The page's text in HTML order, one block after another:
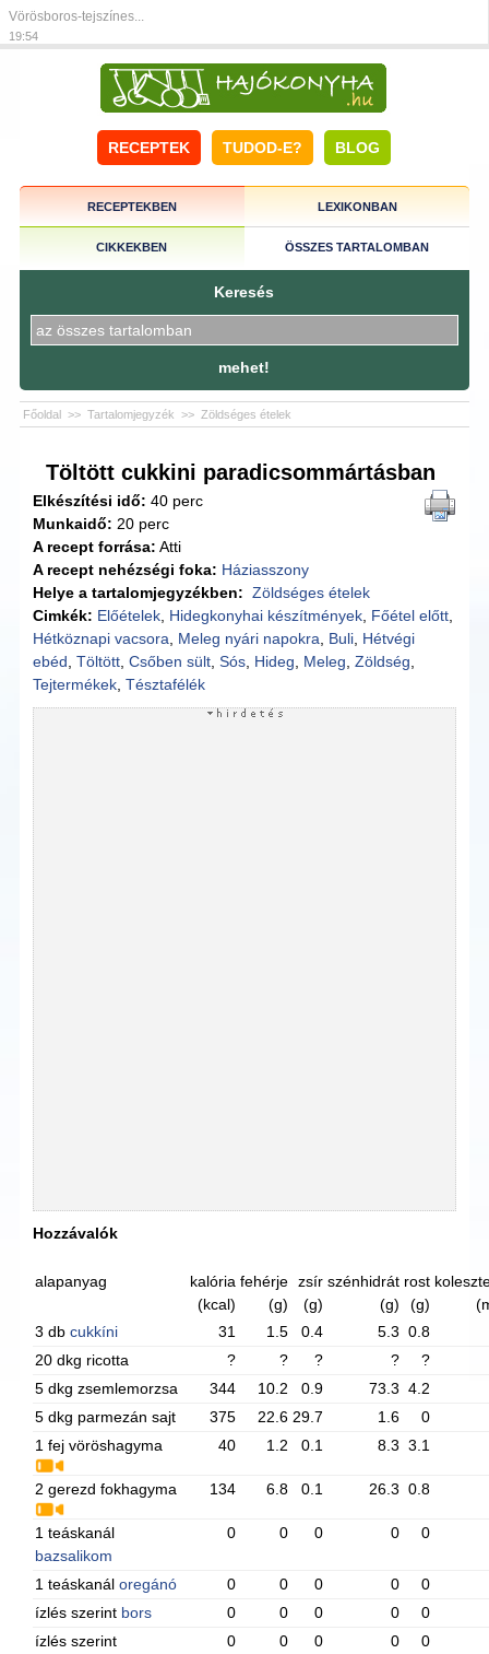
Vörösboros-tejszínes...
19:54
RECEPTEK TUDOD-E? BLOG
RECEPTEKBEN LEXIKONBAN
CIKKEKBEN ÖSSZES TARTALOMBAN
Keresés
mehet!
Főoldal >> Tartalomjegyzék >> Zöldséges ételek
Töltött cukkini paradicsommártásban
Elkészítési idő: 40 perc
Munkaidő: 20 perc
A recept forrása: Atti
A recept nehézségi foka: Háziasszony
Helye a tartalomjegyzékben: Zöldséges ételek
Cimkék: Előételek Hidegkonyhai készítmények Főétel előtt
Hétköznapi vacsora
Meleg nyári napokra Buli Hétvégi
ebéd ,Töltött ,Csőben sült ,Sós Hideg Meleg ,Zöldség
Tejtermékek ,Tésztafélék
Hozzávalók
alapanyag
kalória
(kcal)
fehérje
(g)
zsír
(g)
szénhidrát
(g)
rost
(g)
3 dbcukkíni 31 1.5 0.4 5.3 0.8
20 dkg ricotta
? ? ? ?
?
5 dkg zsemlemorzsa
344 10.2 0.9 73.3 4.2
5 dkg parmezán sajt
375 22.6 29.7 1.6
0
1 fej vöröshagyma
40 1.2 0.1 8.3 3.1
2 gerezd fokhagyma 134 6.8 0.1 26.3 0.8
1 teáskanál
bazsalikom
0 0 0 0 0
1 teáskanáloregánó 0 0 0 0
0
ízlés szerint bors 0 0 0 0
0
ízlés szerint
0 0 0 0 0